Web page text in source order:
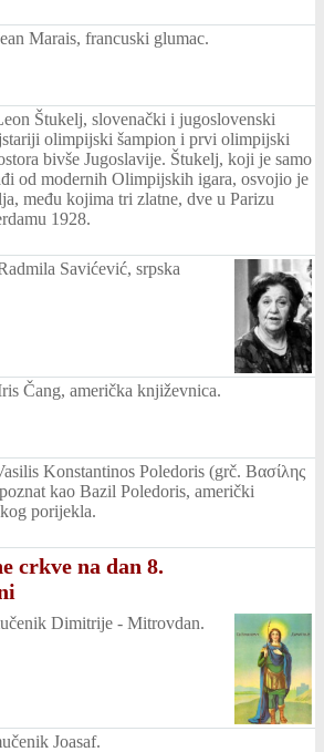
Marais, francuski glumac.
Štukelj, slovenački i jugoslovenski
olimpijski šampion i prvi olimpijski
bivše Jugoslavije. Štukelj, koji je samo
od modernih Olimpijskih igara, osvojio je
među kojima tri zlatne, dve u Parizu
1928.
Savićević, srpska
Čang, američka književnica.
Konstantinos Poledoris (grč. Βασίλης
kao Bazil Poledoris, američki
porijekla.
crkve na dan 8.
Dimitrije - Mitrovdan.
Joasaf.